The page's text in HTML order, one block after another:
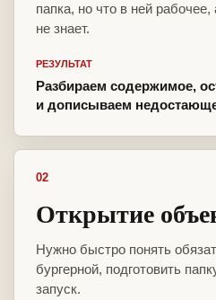
папка, но что в ней рабочее,
не знает.
РЕЗУЛЬТАТ
Разбираем содержимое,
и дописываем
02
Открытие
Нужно быстро понять
бургерной, подготовить
запуск.